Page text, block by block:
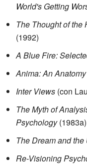
World's Getting
The Thought of the
(1992)
A Blue Fire:
Anima: An
Inter Views (con
The Myth of
Psychology(1983a)
The Dream and
Re-Visioning